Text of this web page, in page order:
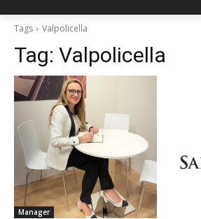
Tags Valpolicella
Tag: Valpolicella
Manager